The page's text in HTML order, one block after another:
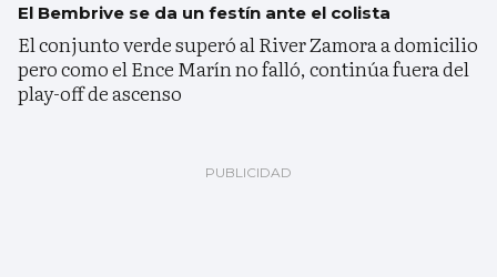
El Bembrive se da un festín ante el colista
El conjunto verde superó al River Zamora a domicilio
pero como el Ence Marín no falló, continúa fuera del
play-off de ascenso